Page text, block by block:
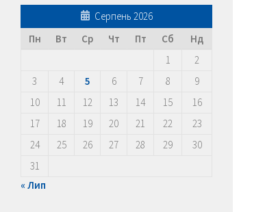
Серпень 2026
Пн
Вт Ср Чт Пт Сб
Нд
1
2
3
4 5 6 7 8
9
10
11 12 13 14 15
16
17
18 19 20 21 22
23
24
25 26 27 28 29
30
31
« Лип